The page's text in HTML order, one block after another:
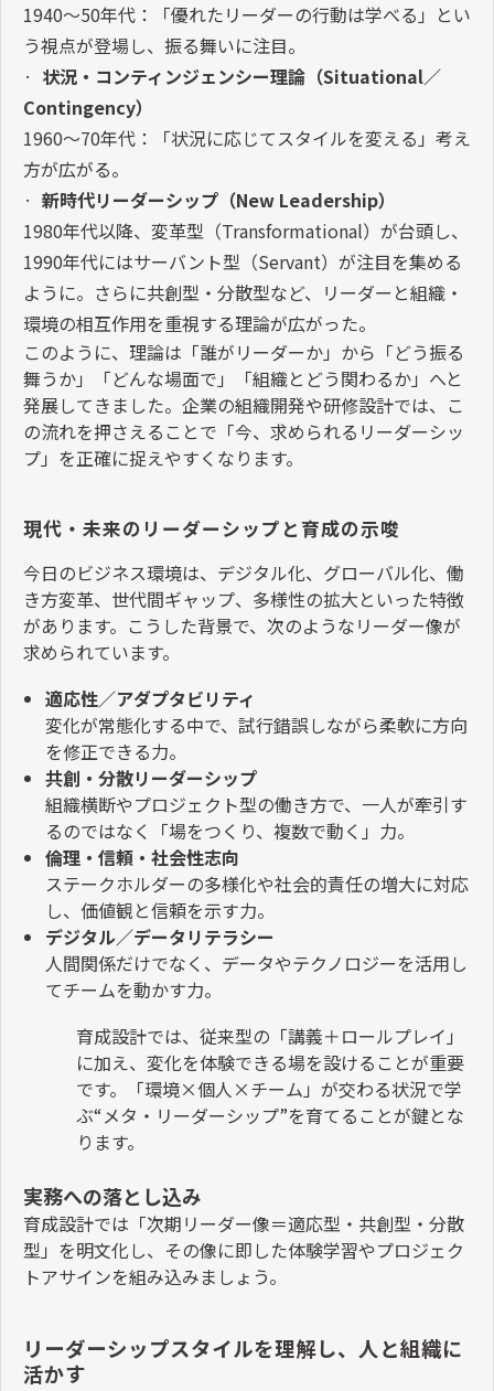
1940〜50年代：「優れたリーダーの行動は学べる」とい
う視点が登場し、振る舞いに注目。
· 状況・コンティンジェンシー理論（Situational／
Contingency）
1960〜70年代：「状況に応じてスタイルを変える」考え
方が広がる。
· 新時代リーダーシップ（New Leadership）
1980年代以降、変革型（Transformational）が台頭し、
1990年代にはサーバント型（Servant）が注目を集める
ように。さらに共創型・分散型など、リーダーと組織・
環境の相互作用を重視する理論が広がった。
このように、理論は「誰がリーダーか」から「どう振る
舞うか」「どんな場面で」「組織とどう関わるか」へと
発展してきました。企業の組織開発や研修設計では、こ
の流れを押さえることで「今、求められるリーダーシッ
プ」を正確に捉えやすくなります。
現代・未来のリーダーシップと育成の示唆
今日のビジネス環境は、デジタル化、グローバル化、働
き方変革、世代間ギャップ、多様性の拡大といった特徴
があります。こうした背景で、次のようなリーダー像が
求められています。
適応性／アダプタビリティ
変化が常態化する中で、試行錯誤しながら柔軟に方向
を修正できる力。
共創・分散リーダーシップ
組織横断やプロジェクト型の働き方で、一人が牽引す
るのではなく「場をつくり、複数で動く」力。
倫理・信頼・社会性志向
ステークホルダーの多様化や社会的責任の増大に対応
し、価値観と信頼を示す力。
デジタル／データリテラシー
人間関係だけでなく、データやテクノロジーを活用し
てチームを動かす力。
育成設計では、従来型の「講義＋ロールプレイ」
に加え、変化を体験できる場を設けることが重要
です。「環境×個人×チーム」が交わる状況で学
ぶ“メタ・リーダーシップ”を育てることが鍵とな
ります。
実務への落とし込み
育成設計では「次期リーダー像＝適応型・共創型・分散
型」を明文化し、その像に即した体験学習やプロジェク
トアサインを組み込みましょう。
リーダーシップスタイルを理解し、人と組織に
活かす